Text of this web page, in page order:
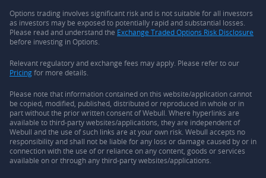
Options trading involves significant risk and is not suitable for all investors
as investors may be exposed to potentially rapid and substantial losses.
Please read and understand the Exchange Traded Options Risk Disclosure
before investing in Options.
Relevant regulatory and exchange fees may apply. Please refer to our
Pricingfor more details.
Please note that information contained on this website/application cannot
be copied, modified, published, distributed or reproduced in whole or in
part without the prior written consent of Webull. Where hyperlinks are
available to third-party websites/applications, they are independent of
Webull and the use of such links are at your own risk. Webull accepts no
responsibility and shall not be liable for any loss or damage caused by or in
connection with the use of or reliance on any content, goods or services
available on or through any third-party websites/applications.